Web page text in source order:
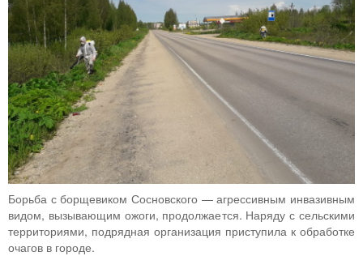
Борьба с борщевиком Сосновского — агрессивным инвазивным
видом, вызывающим ожоги, продолжается. Наряду с сельскими
территориями, подрядная организация приступила к обработке
очагов в городе.